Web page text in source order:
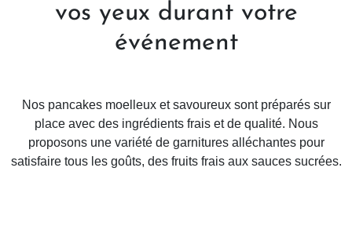
vos yeux durant votre
événement
Nos pancakes moelleux et savoureux sont préparés sur
place avec des ingrédients frais et de qualité. Nous
proposons une variété de garnitures alléchantes pour
satisfaire tous les goûts, des fruits frais aux sauces sucrées.